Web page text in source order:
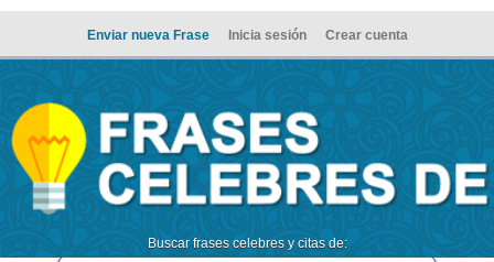
Enviar nueva Frase Inicia sesión Crear cuenta
Buscar frases celebres y citas de: